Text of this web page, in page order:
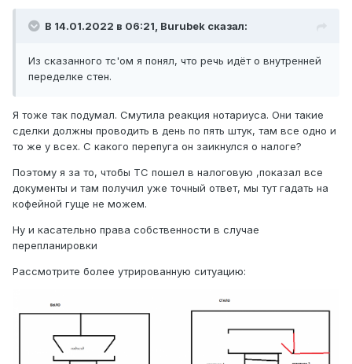
В 14.01.2022 в 06:21, Burubek сказал:
Из сказанного тс'ом я понял, что речь идёт о внутренней
переделке стен.
Я тоже так подумал. Смутила реакция нотариуса. Они такие
сделки должны проводить в день по пять штук, там все одно и
то же у всех. С какого перепуга он заикнулся о налоге?
Поэтому я за то, чтобы ТС пошел в налоговую ,показал все
документы и там получил уже точный ответ, мы тут гадать на
кофейной гуще не можем.
Ну и касательно права собственности в случае
перепланировки
Рассмотрите более утрированную ситуацию: